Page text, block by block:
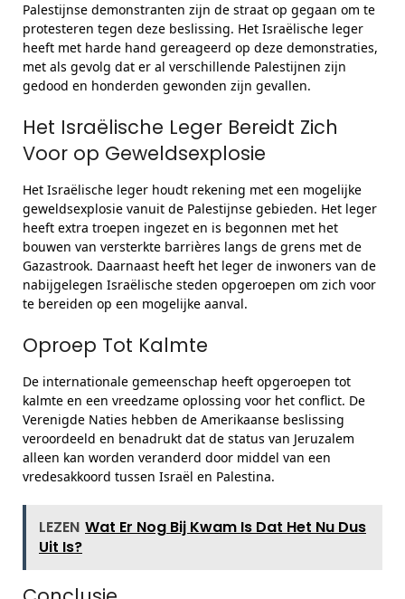
Palestijnse demonstranten zijn de straat op gegaan om te
protesteren tegen deze beslissing. Het Israëlische leger
heeft met harde hand gereageerd op deze demonstraties,
met als gevolg dat er al verschillende Palestijnen zijn
gedood en honderden gewonden zijn gevallen.
Het Israëlische Leger Bereidt Zich
Voor op Geweldsexplosie
Het Israëlische leger houdt rekening met een mogelijke
geweldsexplosie vanuit de Palestijnse gebieden. Het leger
heeft extra troepen ingezet en is begonnen met het
bouwen van versterkte barrières langs de grens met de
Gazastrook. Daarnaast heeft het leger de inwoners van de
nabijgelegen Israëlische steden opgeroepen om zich voor
te bereiden op een mogelijke aanval.
Oproep Tot Kalmte
De internationale gemeenschap heeft opgeroepen tot
kalmte en een vreedzame oplossing voor het conflict. De
Verenigde Naties hebben de Amerikaanse beslissing
veroordeeld en benadrukt dat de status van Jeruzalem
alleen kan worden veranderd door middel van een
vredesakkoord tussen Israël en Palestina.
LEZEN Wat Er Nog Bij Kwam Is Dat Het Nu Dus
Uit Is?